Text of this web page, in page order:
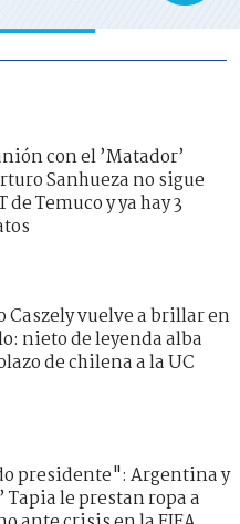
con el ’Matador’
Sanhueza no sigue
de Temuco y ya hay 3
Caszely vuelve a brillar en
nieto de leyenda alba
de chilena a la UC
presidente": Argentina y
Tapia le prestan ropa a